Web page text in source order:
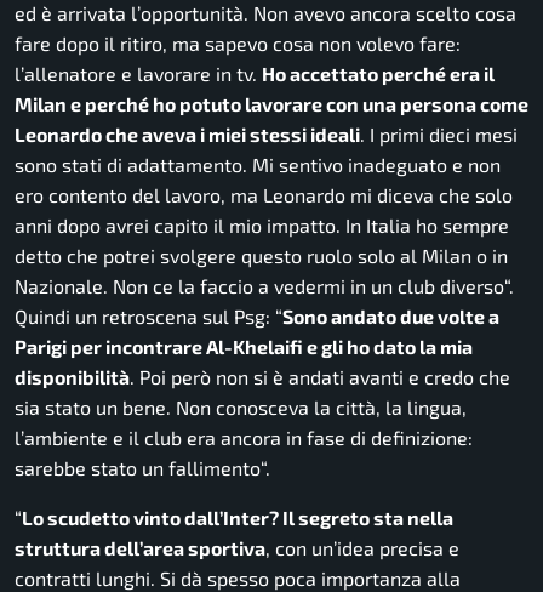
ed è arrivata l’opportunità. Non avevo ancora scelto cosa
fare dopo il ritiro, ma sapevo cosa non volevo fare:
l’allenatore e lavorare in tv. Ho accettato perché era il
Milan e perché ho potuto lavorare con una persona come
Leonardo che aveva i miei stessi ideali. I primi dieci mesi
sono stati di adattamento. Mi sentivo inadeguato e non
ero contento del lavoro, ma Leonardo mi diceva che solo
anni dopo avrei capito il mio impatto. In Italia ho sempre
detto che potrei svolgere questo ruolo solo al Milan o in
Nazionale. Non ce la faccio a vedermi in un club diverso“.
Quindi un retroscena sul Psg: “Sono andato due volte a
Parigi per incontrare Al-Khelaifi e gli ho dato la mia
disponibilità. Poi però non si è andati avanti e credo che
sia stato un bene. Non conosceva la città, la lingua,
l’ambiente e il club era ancora in fase di definizione:
sarebbe stato un fallimento“.
“Lo scudetto vinto dall’Inter? Il segreto sta nella
struttura dell’area sportiva, con un’idea precisa e
contratti lunghi. Si dà spesso poca importanza alla